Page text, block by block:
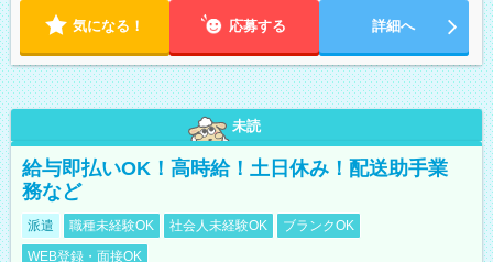
気になる！ 応募する 詳細へ
未読
給与即払いOK！高時給！土日休み！配送助手業
務など
派遣 職種未経験OK 社会人未経験OK
ブランクOK
WEB登録・面接OK